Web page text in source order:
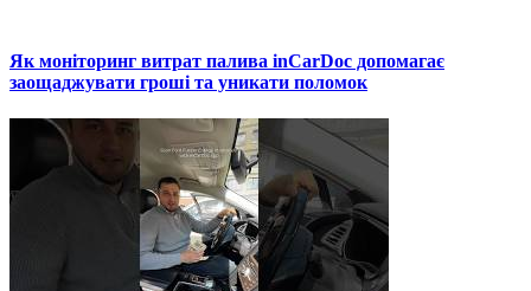
Як моніторинг витрат палива inCarDoc допомагає
заощаджувати гроші та уникати поломок